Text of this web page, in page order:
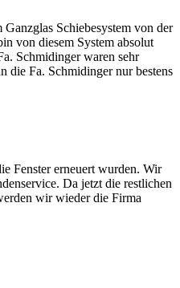
Schiebesystem von der
von diesem System absolut
Schmidinger waren sehr
die Fa. Schmidinger nur bestens
Fenster erneuert wurden. Wir
Da jetzt die restlichen
wir wieder die Firma